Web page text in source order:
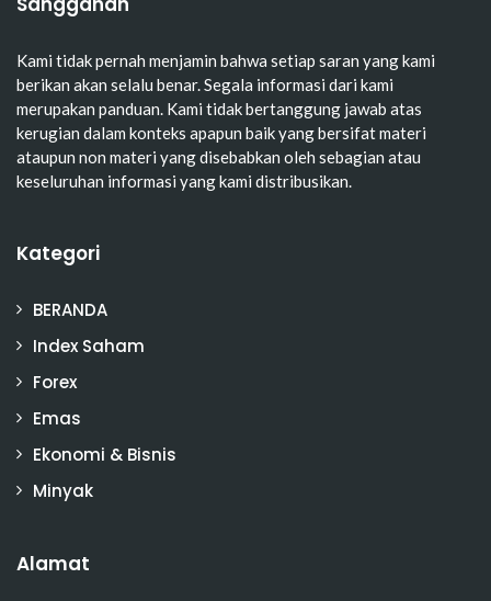
Kami tidak pernah menjamin bahwa setiap saran yang kami
berikan akan selalu benar. Segala informasi dari kami
merupakan panduan. Kami tidak bertanggung jawab atas
kerugian dalam konteks apapun baik yang bersifat materi
ataupun non materi yang disebabkan oleh sebagian atau
keseluruhan informasi yang kami distribusikan.
Kategori
BERANDA
Index Saham
Forex
Emas
Ekonomi & Bisnis
Minyak
Alamat